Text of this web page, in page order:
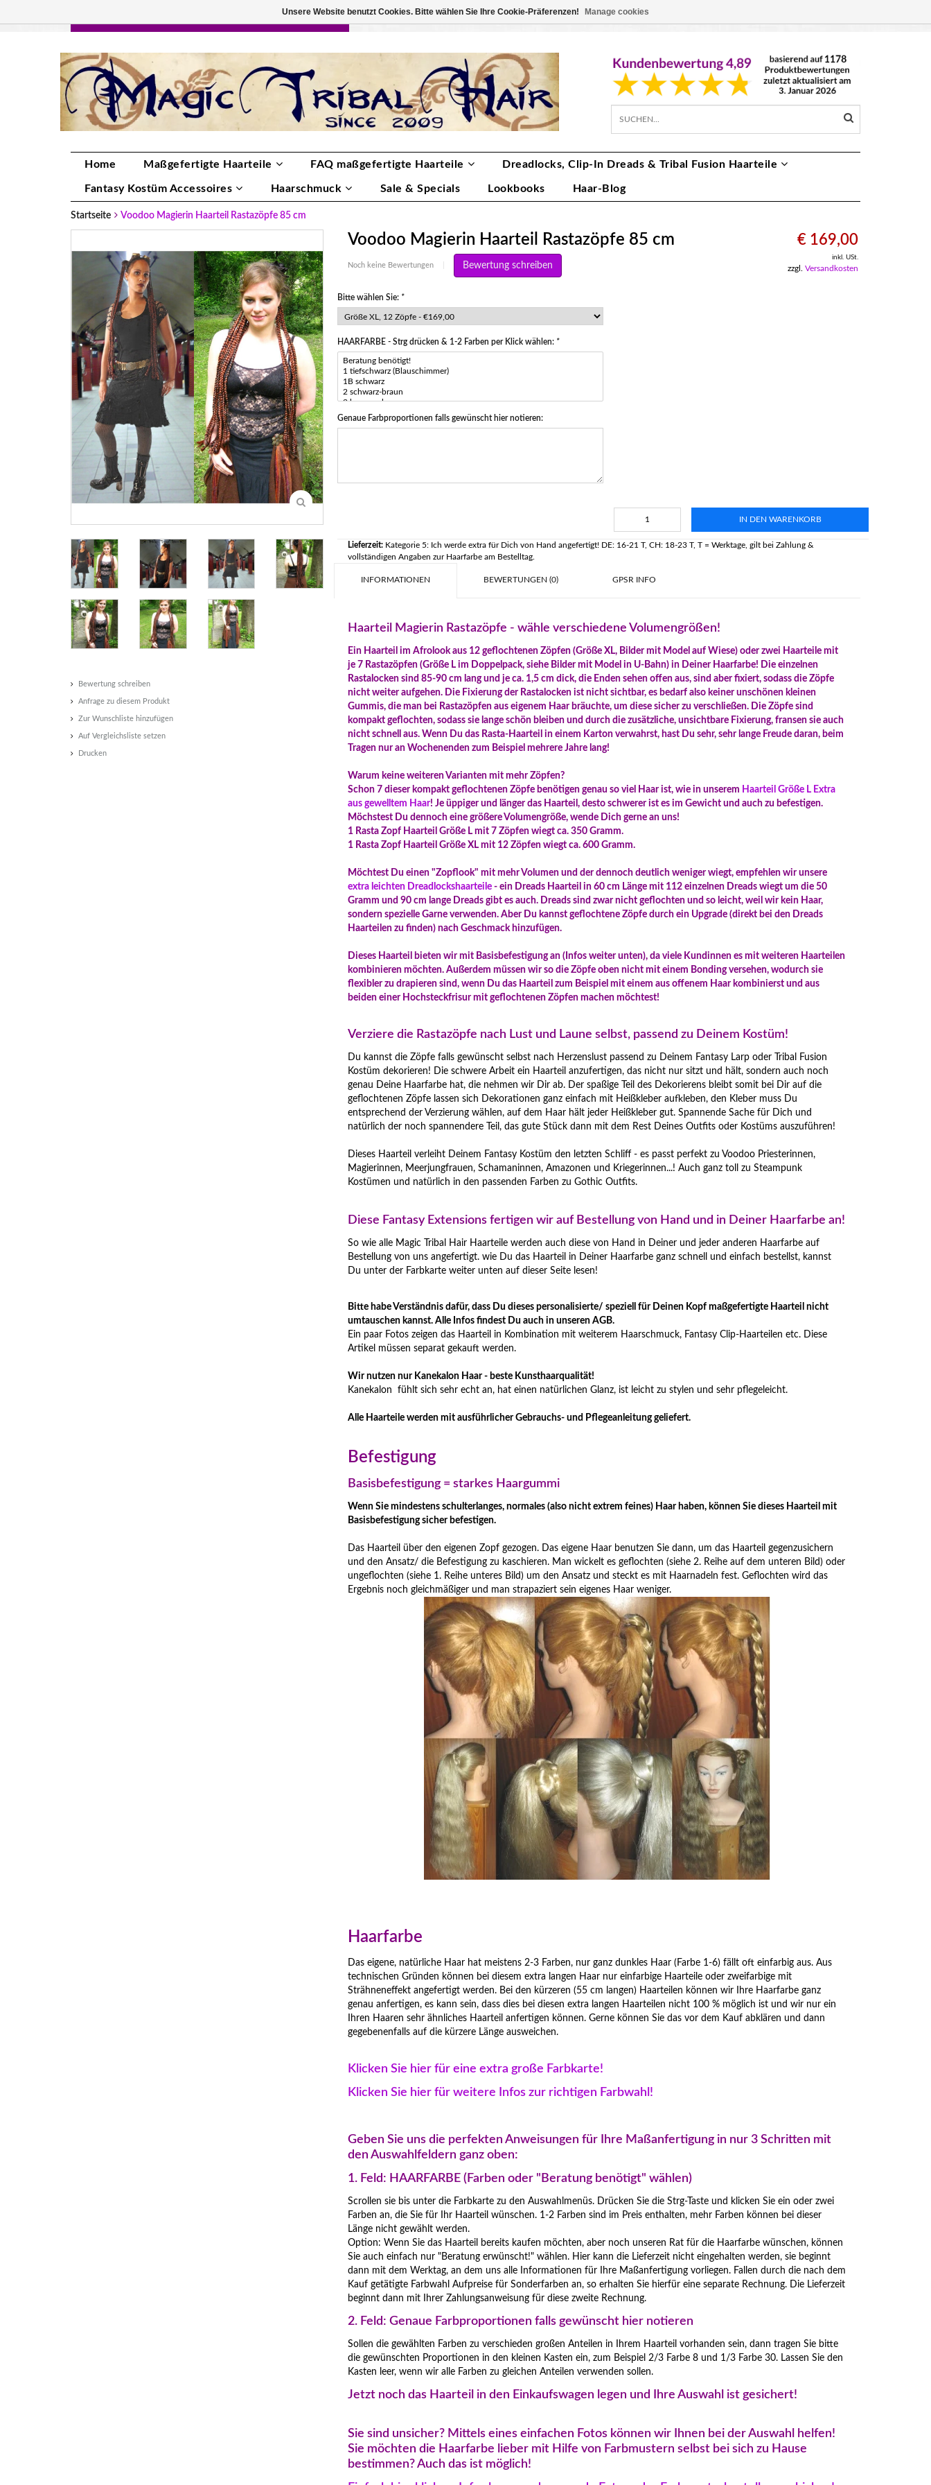
HANDGEFERTIGTE HAARTEILE, DEINE FARBE ANMELDEN 0 ARTIKEL €0,00
Home Maßgefertigte Haarteile FAQ maßgefertigte Haarteile Dreadlocks, Clip-In Dreads & Tribal Fusion Haarteile
Fantasy Kostüm Accessoires Haarschmuck Sale & Specials Lookbooks Haar-Blog
Startseite Voodoo Magierin Haarteil Rastazöpfe 85 cm
Bewertung schreiben
Anfrage zu diesem Produkt
Zur Wunschliste hinzufügen
Auf Vergleichsliste setzen
Drucken
Voodoo Magierin Haarteil Rastazöpfe 85 cm
Noch keine Bewertungen Bewertung schreiben
€ 169,00
inkl. USt.
zzgl.Versandkosten
Bitte wählen Sie: *
HAARFARBE - Strg drücken & 1-2 Farben per Klick wählen: *
Genaue Farbproportionen falls gewünscht hier notieren:
IN DEN WARENKORB
Lieferzeit: Kategorie 5: Ich werde extra für Dich von Hand angefertigt! DE: 16-21 T, CH: 18-23 T, T = Werktage, gilt bei Zahlung &
vollständigen Angaben zur Haarfarbe am Bestelltag.
INFORMATIONEN BEWERTUNGEN (0) GPSR INFO
Haarteil Magierin Rastazöpfe - wähle verschiedene Volumengrößen!
Ein Haarteil im Afrolook aus 12 geflochtenen Zöpfen (Größe XL, Bilder mit Model auf Wiese) oder zwei Haarteile mit
je 7 Rastazöpfen (Größe L im Doppelpack, siehe Bilder mit Model in U-Bahn) in Deiner Haarfarbe! Die einzelnen
Rastalocken sind 85-90 cm lang und je ca. 1,5 cm dick, die Enden sehen offen aus, sind aber fixiert, sodass die Zöpfe
nicht weiter aufgehen. Die Fixierung der Rastalocken ist nicht sichtbar, es bedarf also keiner unschönen kleinen
Gummis, die man bei Rastazöpfen aus eigenem Haar bräuchte, um diese sicher zu verschließen. Die Zöpfe sind
kompakt geflochten, sodass sie lange schön bleiben und durch die zusätzliche, unsichtbare Fixierung, fransen sie auch
nicht schnell aus. Wenn Du das Rasta-Haarteil in einem Karton verwahrst, hast Du sehr, sehr lange Freude daran, beim
Tragen nur an Wochenenden zum Beispiel mehrere Jahre lang!
Warum keine weiteren Varianten mit mehr Zöpfen?
Schon 7 dieser kompakt geflochtenen Zöpfe benötigen genau so viel Haar ist, wie in unserem Haarteil Größe L Extra
aus gewelltem Haar! Je üppiger und länger das Haarteil, desto schwerer ist es im Gewicht und auch zu befestigen.
Möchstest Du dennoch eine größere Volumengröße, wende Dich gerne an uns!
1 Rasta Zopf Haarteil Größe L mit 7 Zöpfen wiegt ca. 350 Gramm.
1 Rasta Zopf Haarteil Größe XL mit 12 Zöpfen wiegt ca. 600 Gramm.
Möchtest Du einen "Zopflook" mit mehr Volumen und der dennoch deutlich weniger wiegt, empfehlen wir unsere
extra leichten Dreadlockshaarteile - ein Dreads Haarteil in 60 cm Länge mit 112 einzelnen Dreads wiegt um die 50
Gramm und 90 cm lange Dreads gibt es auch. Dreads sind zwar nicht geflochten und so leicht, weil wir kein Haar,
sondern spezielle Garne verwenden. Aber Du kannst geflochtene Zöpfe durch ein Upgrade (direkt bei den Dreads
Haarteilen zu finden) nach Geschmack hinzufügen.
Dieses Haarteil bieten wir mit Basisbefestigung an (Infos weiter unten), da viele Kundinnen es mit weiteren Haarteilen
kombinieren möchten. Außerdem müssen wir so die Zöpfe oben nicht mit einem Bonding versehen, wodurch sie
flexibler zu drapieren sind, wenn Du das Haarteil zum Beispiel mit einem aus offenem Haar kombinierst und aus
beiden einer Hochsteckfrisur mit geflochtenen Zöpfen machen möchtest!
Verziere die Rastazöpfe nach Lust und Laune selbst, passend zu Deinem Kostüm!
Du kannst die Zöpfe falls gewünscht selbst nach Herzenslust passend zu Deinem Fantasy Larp oder Tribal Fusion
Kostüm dekorieren! Die schwere Arbeit ein Haarteil anzufertigen, das nicht nur sitzt und hält, sondern auch noch
genau Deine Haarfarbe hat, die nehmen wir Dir ab. Der spaßige Teil des Dekorierens bleibt somit bei Dir auf die
geflochtenen Zöpfe lassen sich Dekorationen ganz einfach mit Heißkleber aufkleben, den Kleber muss Du
entsprechend der Verzierung wählen, auf dem Haar hält jeder Heißkleber gut. Spannende Sache für Dich und
natürlich der noch spannendere Teil, das gute Stück dann mit dem Rest Deines Outfits oder Kostüms auszuführen!
Dieses Haarteil verleiht Deinem Fantasy Kostüm den letzten Schliff - es passt perfekt zu Voodoo Priesterinnen,
Magierinnen, Meerjungfrauen, Schamaninnen, Amazonen und Kriegerinnen...! Auch ganz toll zu Steampunk
Kostümen und natürlich in den passenden Farben zu Gothic Outfits.
Diese Fantasy Extensions fertigen wir auf Bestellung von Hand und in Deiner Haarfarbe an!
So wie alle Magic Tribal Hair Haarteile werden auch diese von Hand in Deiner und jeder anderen Haarfarbe auf
Bestellung von uns angefertigt. wie Du das Haarteil in Deiner Haarfarbe ganz schnell und einfach bestellst, kannst
Du unter der Farbkarte weiter unten auf dieser Seite lesen!
Bitte habe Verständnis dafür, dass Du dieses personalisierte/ speziell für Deinen Kopf maßgefertigte Haarteil nicht
umtauschen kannst. Alle Infos findest Du auch in unseren AGB.
Ein paar Fotos zeigen das Haarteil in Kombination mit weiterem Haarschmuck, Fantasy Clip-Haarteilen etc. Diese
Artikel müssen separat gekauft werden.
Wir nutzen nur Kanekalon Haar - beste Kunsthaarqualität!
Kanekalon fühlt sich sehr echt an, hat einen natürlichen Glanz, ist leicht zu stylen und sehr pflegeleicht.
Alle Haarteile werden mit ausführlicher Gebrauchs- und Pflegeanleitung geliefert.
Befestigung
Basisbefestigung = starkes Haargummi
Wenn Sie mindestens schulterlanges, normales (also nicht extrem feines) Haar haben, können Sie dieses Haarteil mit
Basisbefestigung sicher befestigen.
Das Haarteil über den eigenen Zopf gezogen. Das eigene Haar benutzen Sie dann, um das Haarteil gegenzusichern
und den Ansatz/ die Befestigung zu kaschieren. Man wickelt es geflochten (siehe 2. Reihe auf dem unteren Bild) oder
ungeflochten (siehe 1. Reihe unteres Bild) um den Ansatz und steckt es mit Haarnadeln fest. Geflochten wird das
Ergebnis noch gleichmäßiger und man strapaziert sein eigenes Haar weniger.
Haarfarbe
Das eigene, natürliche Haar hat meistens 2-3 Farben, nur ganz dunkles Haar (Farbe 1-6) fällt oft einfarbig aus. Aus
technischen Gründen können bei diesem extra langen Haar nur einfarbige Haarteile oder zweifarbige mit
Strähneneffekt angefertigt werden. Bei den kürzeren (55 cm langen) Haarteilen können wir Ihre Haarfarbe ganz
genau anfertigen, es kann sein, dass dies bei diesen extra langen Haarteilen nicht 100 % möglich ist und wir nur ein
Ihren Haaren sehr ähnliches Haarteil anfertigen können. Gerne können Sie das vor dem Kauf abklären und dann
gegebenenfalls auf die kürzere Länge ausweichen.
Klicken Sie hier für eine extra große Farbkarte!
Klicken Sie hier für weitere Infos zur richtigen Farbwahl!
Geben Sie uns die perfekten Anweisungen für Ihre Maßanfertigung in nur 3 Schritten mit
den Auswahlfeldern ganz oben:
1. Feld: HAARFARBE (Farben oder "Beratung benötigt" wählen)
Scrollen sie bis unter die Farbkarte zu den Auswahlmenüs. Drücken Sie die Strg-Taste und klicken Sie ein oder zwei
Farben an, die Sie für Ihr Haarteil wünschen. 1-2 Farben sind im Preis enthalten, mehr Farben können bei dieser
Länge nicht gewählt werden.
Option: Wenn Sie das Haarteil bereits kaufen möchten, aber noch unseren Rat für die Haarfarbe wünschen, können
Sie auch einfach nur "Beratung erwünscht!" wählen. Hier kann die Lieferzeit nicht eingehalten werden, sie beginnt
dann mit dem Werktag, an dem uns alle Informationen für Ihre Maßanfertigung vorliegen. Fallen durch die nach dem
Kauf getätigte Farbwahl Aufpreise für Sonderfarben an, so erhalten Sie hierfür eine separate Rechnung. Die Lieferzeit
beginnt dann mit Ihrer Zahlungsanweisung für diese zweite Rechnung.
2. Feld: Genaue Farbproportionen falls gewünscht hier notieren
Sollen die gewählten Farben zu verschieden großen Anteilen in Ihrem Haarteil vorhanden sein, dann tragen Sie bitte
die gewünschten Proportionen in den kleinen Kasten ein, zum Beispiel 2/3 Farbe 8 und 1/3 Farbe 30. Lassen Sie den
Kasten leer, wenn wir alle Farben zu gleichen Anteilen verwenden sollen.
Jetzt noch das Haarteil in den Einkaufswagen legen und Ihre Auswahl ist gesichert!
Sie sind unsicher? Mittels eines einfachen Fotos können wir Ihnen bei der Auswahl helfen!
Sie möchten die Haarfarbe lieber mit Hilfe von Farbmustern selbst bei sich zu Hause
bestimmen? Auch das ist möglich!
Unsere Website benutzt Cookies. Bitte wählen Sie Ihre Cookie-Präferenzen! Manage cookies